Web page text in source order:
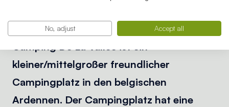
Vallée zu erleben?
Camping De La Vallée ist ein
kleiner/mittelgroßer freundlicher
Campingplatz in den belgischen
Ardennen. Der Campingplatz hat eine
No, adjust Accept all